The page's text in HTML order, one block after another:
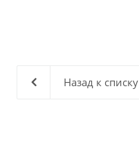
Назад к списку